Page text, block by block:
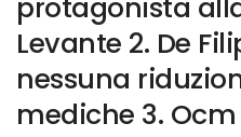
protagonista
Levante 2. De
nessuna
mediche 3.